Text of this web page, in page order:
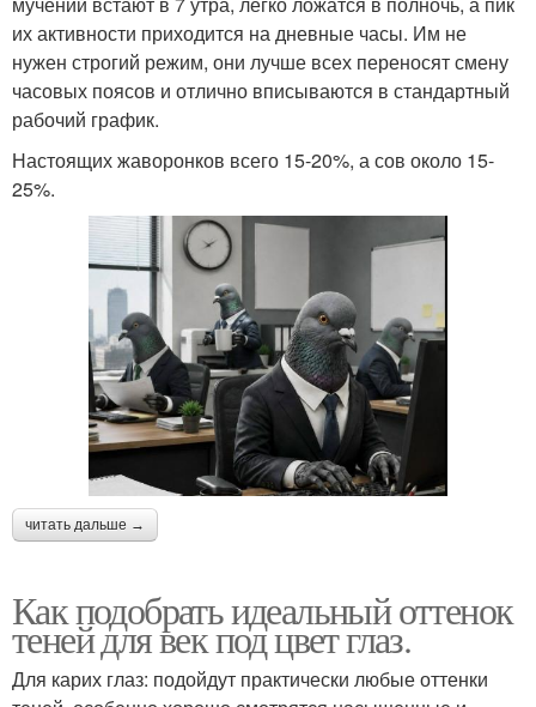
их активности приходится на дневные часы. Им не
нужен строгий режим, они лучше всех переносят смену
часовых поясов и отлично вписываются в стандартный
рабочий график.
Настоящих жаворонков всего 15-20%, а сов около 15-
25%.
читать дальше →
Как подобрать идеальный оттенок
теней для век под цвет глаз.
Для карих глаз: подойдут практически любые оттенки